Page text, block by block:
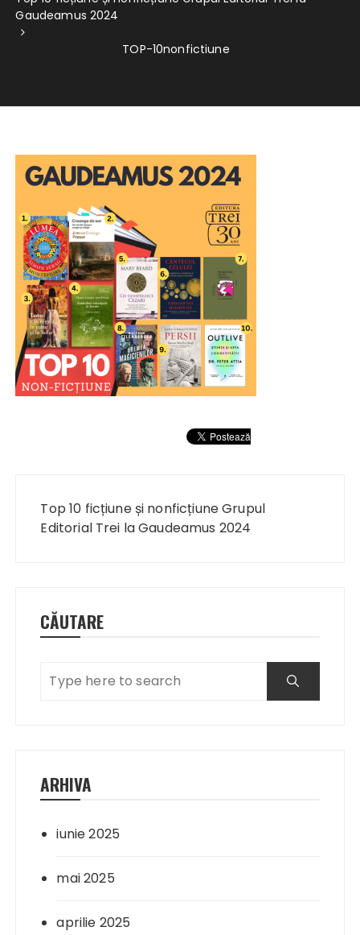
Gaudeamus 2024
TOP-10nonfictiune
articole
Top 10 ficțiune și nonficțiune Grupul
Editorial Trei la Gaudeamus 2024
CĂUTARE
ARHIVA
iunie 2025
mai 2025
aprilie 2025